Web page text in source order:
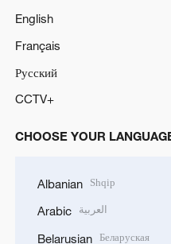
English
Français
Русский
CCTV+
CHOOSE YOUR
Albanian Shqip
Arabic العربية
Belarusian Беларуская